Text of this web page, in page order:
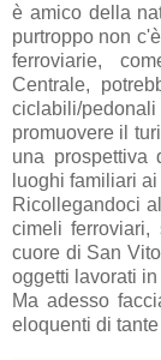
è amico della
purtroppo non
ferroviarie,
Centrale,
ciclabili/
promuovere il
una prospettiva
luoghi familiari
Ricollegandoci
cimeli
cuore di San
oggetti lavorati
Ma adesso
eloquenti di